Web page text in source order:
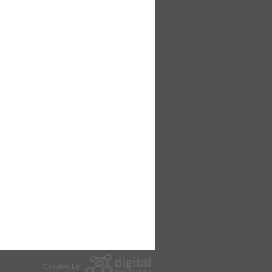
Created by